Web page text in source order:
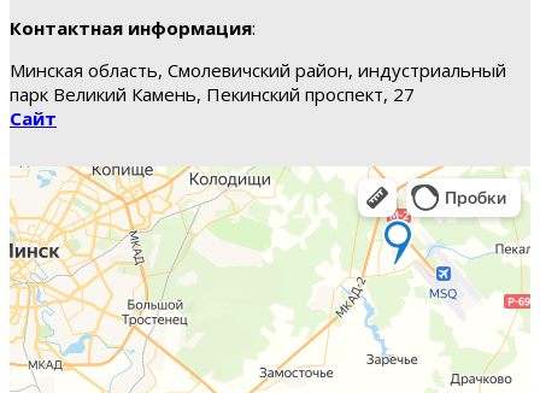
Контактная информация:
Минская область, Смолевичский район, индустриальный
парк Великий Камень, Пекинский проспект, 27
Сайт